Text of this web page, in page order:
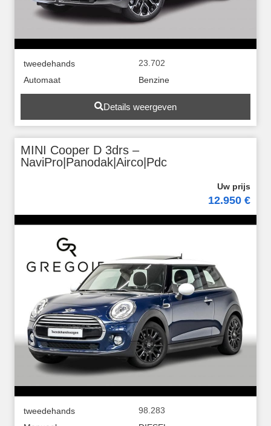
tweedehands
23.702
Automaat
Benzine
Details weergeven
MINI Cooper D 3drs –
NaviPro|Panodak|Airco|Pdc
12.950 €
tweedehands
98.283